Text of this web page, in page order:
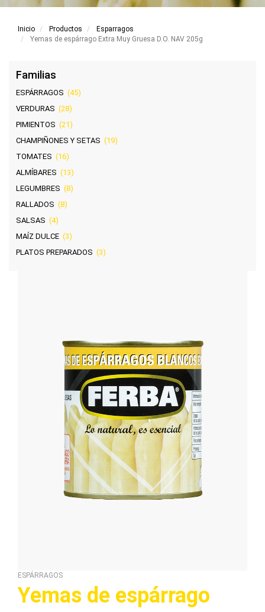
Inicio Productos
Esparragos
Yemas de espárrago Extra Muy Gruesa D.O. NAV 205g
Familias
ESPÁRRAGOS (45)
VERDURAS (28)
PIMIENTOS (21)
CHAMPIÑONES Y SETAS (19)
TOMATES (16)
ALMÍBARES (13)
LEGUMBRES (8)
RALLADOS (8)
SALSAS (4)
MAÍZ DULCE (3)
PLATOS PREPARADOS (3)
ESPÁRRAGOS
Yemas de espárrago